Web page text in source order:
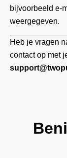
bijvoorbeeld e-
weergegeven.
Heb je vragen
contact op met